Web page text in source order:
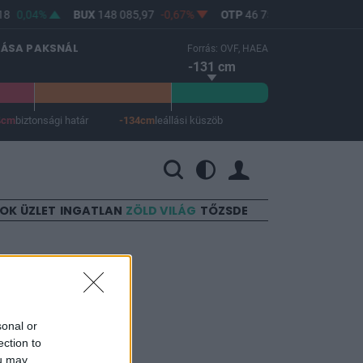
or
to
may
0,04% BUX148 085,97 -0,67% OTP46 750
PAKSNÁL Forrás: OVF, HAEA
-131 cm
biztonsági határ -134cmleállási küszöb
ÜZLET INGATLAN ZÖLD VILÁG TŐZSDE